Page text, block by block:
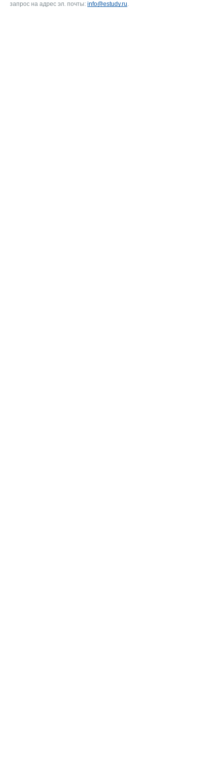
запрос на адрес эл. почты: info@estudy.ru.